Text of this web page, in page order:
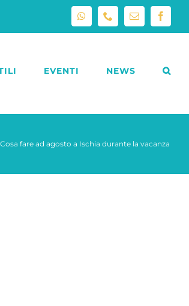
WhatsAppPhone Email
EVENTI NEWS
Cosa fare ad agosto a Ischia durante la vacanza